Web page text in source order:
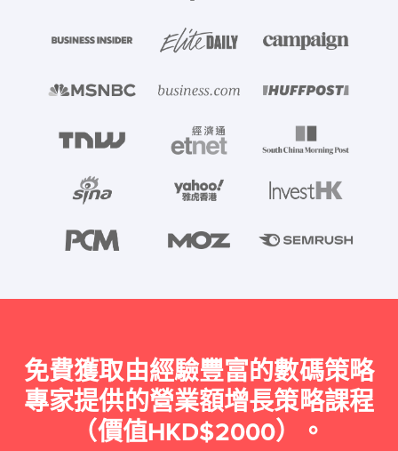
免費獲取由經驗豐富的數碼策略
專家提供的營業額增長策略課程
（價值HKD$2000）。